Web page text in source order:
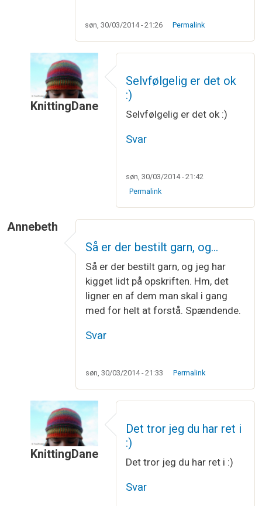
søn, 30/03/2014 - 21:26 Permalink
KnittingDane
Har haft kig på det i flere…af
Selvfølgelig er det ok
:)
Selvfølgelig er det ok :)
Svar
søn, 30/03/2014 - 21:42
Permalink
Annebeth
Så er der bestilt garn, og…
Så er der bestilt garn, og jeg har
kigget lidt på opskriften. Hm, det
ligner en af dem man skal i gang
med for helt at forstå. Spændende.
Svar
søn, 30/03/2014 - 21:33 Permalink
KnittingDane
Så er der bestilt garn, og…af
Det tror jeg du har ret i
:)
Det tror jeg du har ret i :)
Svar